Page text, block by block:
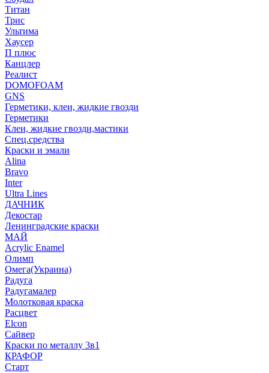
Титан
Трис
Ультима
Хаусер
П плюс
Канцлер
Реалист
DOMOFOAM
GNS
Герметики, клеи, жидкие гвозди
Герметики
Клеи, жидкие гвозди,мастики
Спец.средства
Краски и эмали
Alina
Bravo
Inter
Ultra Lines
ДАЧНИК
Декостар
Ленинградские краски
МАЙ
Acrylic Enamel
Олимп
Омега(Украина)
Радуга
Радугамалер
Молотковая краска
Расцвет
Elcon
Сайвер
Краски по металлу 3в1
КРАФОР
Старт